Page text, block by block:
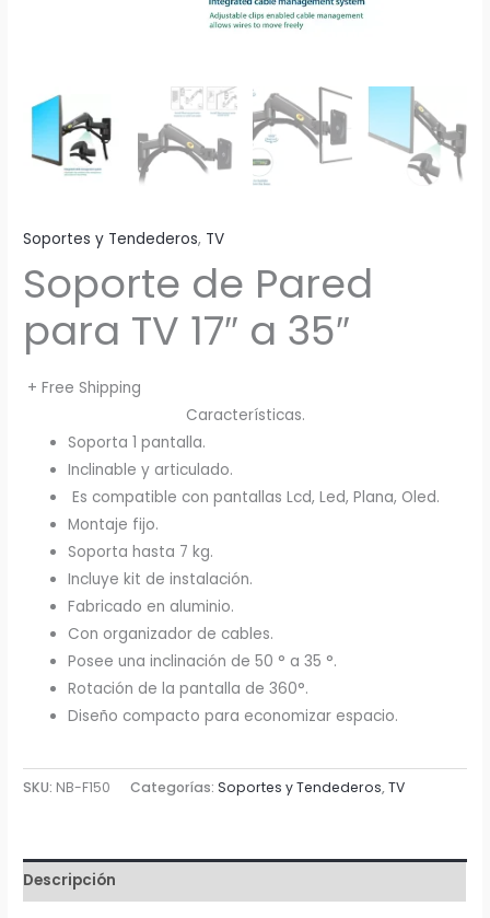
Soportes y Tendederos, TV
Soporte de Pared
para TV 17″ a 35″
+ Free Shipping
Características.
Soporta 1 pantalla.
Inclinable y articulado.
Es compatible con pantallas Lcd, Led, Plana, Oled.
Montaje fijo.
Soporta hasta 7 kg.
Incluye kit de instalación.
Fabricado en aluminio.
Con organizador de cables.
Posee una inclinación de 50 ° a 35 °.
Rotación de la pantalla de 360°.
Diseño compacto para economizar espacio.
SKU: NB-F150 Categorías:Soportes y Tendederos,TV
Descripción